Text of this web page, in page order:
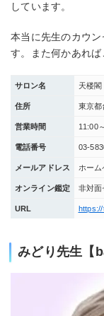
しています。
本当に先生のカウ
す。また何かあれば
サロン名 天楼閣
住所 東京
営業時間 11:00
電話番号 03-
メールアドレス ホーム
オンライン鑑定 非対面
URL
みどり先生【